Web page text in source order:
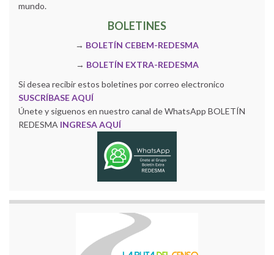
mundo.
BOLETINES
→ BOLETÍN CEBEM-REDESMA
→ BOLETÍN EXTRA-REDESMA
Si desea recibir estos boletines por correo electronico
SUSCRÍBASE AQUÍ
Únete y siguenos en nuestro canal de WhatsApp BOLETÍN
REDESMA INGRESA AQUÍ